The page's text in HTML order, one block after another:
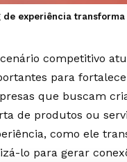
experiência
competitivo
para
que buscam
de produtos ou
como ele
lo para gerar